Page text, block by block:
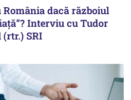
România dacă războiul
Interviu cu Tudor
SRI